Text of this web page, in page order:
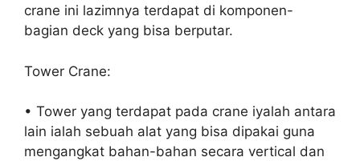
crane ini lazimnya terdapat di komponen-
bagian deck yang bisa berputar.
Tower Crane:
• Tower yang terdapat pada crane iyalah antara
lain ialah sebuah alat yang bisa dipakai guna
mengangkat bahan-bahan secara vertical dan